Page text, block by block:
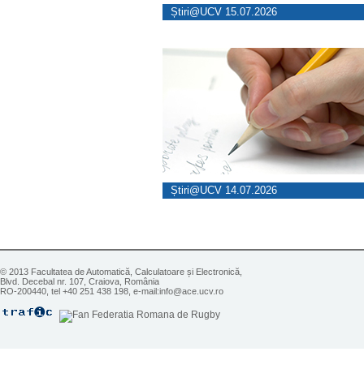
Știri@UCV 15.07.2026
Știri@UCV 14.07.2026
© 2013 Facultatea de Automatică, Calculatoare și Electronică,
Blvd. Decebal nr. 107, Craiova, România
RO-200440, tel +40 251 438 198, e-mail:info@ace.ucv.ro